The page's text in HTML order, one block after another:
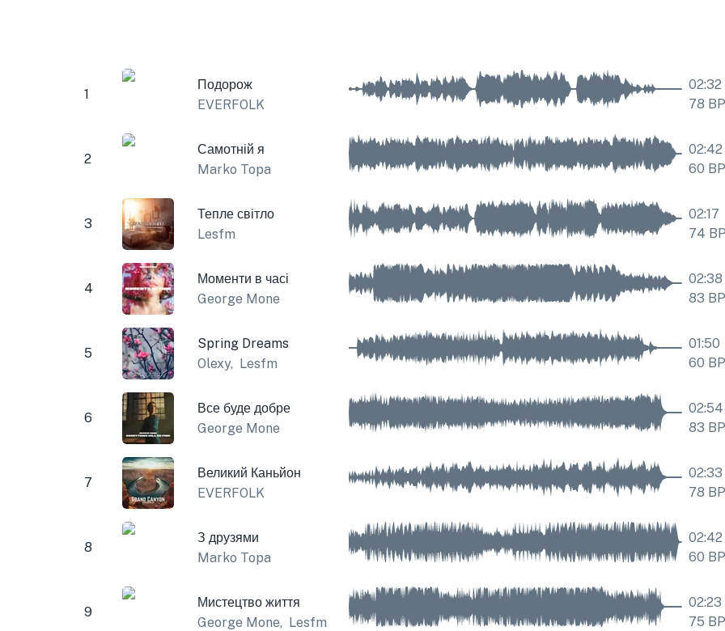
1
Подорож
EVERFOLK
02:32
78
2
Самотній я
Marko Topa
02:42
60
3
Тепле світло
Lesfm
02:17
74
4
Моменти в часі
George Mone
02:38
83
5
Spring Dreams
Olexy, Lesfm
01:50
60
6
Все буде добре
George Mone
02:54
83
7
Великий Каньйон
EVERFOLK
02:33
78
8
З друзями
Marko Topa
02:42
60
9
Мистецтво життя
George Mone, Lesfm
02:23
75